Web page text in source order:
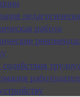
работа